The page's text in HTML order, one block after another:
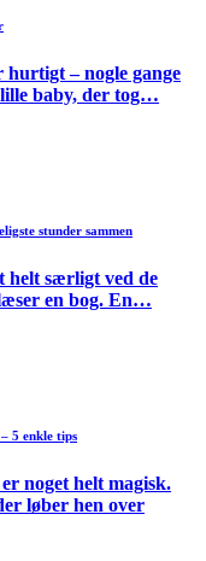
– nogle gange
baby, der tog…
stunder sammen
helt særligt ved de
en bog. En…
5 enkle tips
noget helt magisk.
løber hen over